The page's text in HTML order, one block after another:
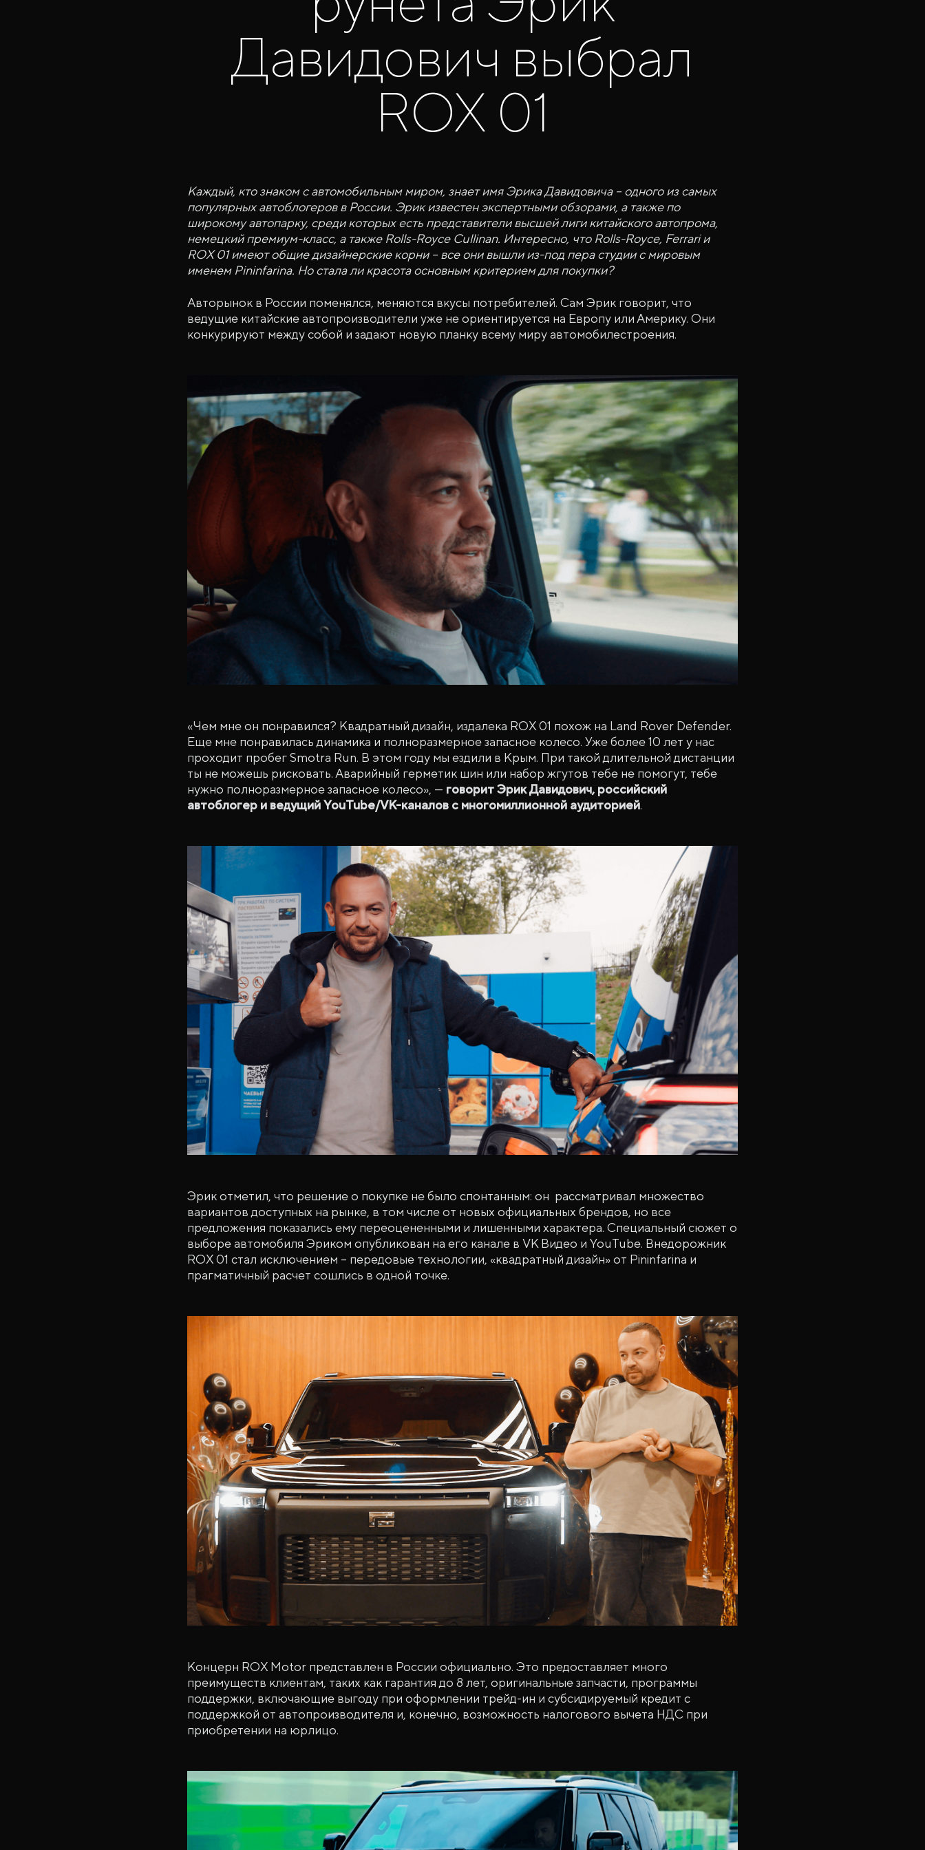
Давидович выбрал
ROX 01
Каждый, кто знаком с автомобильным миром, знает имя Эрика Давидовича – одного из самых
популярных автоблогеров в России. Эрик известен экспертными обзорами, а также по
широкому автопарку, среди которых есть представители высшей лиги китайского автопрома,
немецкий премиум-класс, а также Rolls-Royce Cullinan. Интересно, что Rolls-Royce, Ferrari и
ROX 01 имеют общие дизайнерские корни – все они вышли из-под пера студии с мировым
именем Pininfarina. Но стала ли красота основным критерием для покупки?
Авторынок в России поменялся, меняются вкусы потребителей. Сам Эрик говорит, что
ведущие китайские автопроизводители уже не ориентируется на Европу или Америку. Они
конкурируют между собой и задают новую планку всему миру автомобилестроения.
«Чем мне он понравился? Квадратный дизайн, издалека ROX 01 похож на Land Rover Defender.
Еще мне понравилась динамика и полноразмерное запасное колесо. Уже более 10 лет у нас
проходит пробег Smotra Run. В этом году мы ездили в Крым. При такой длительной дистанции
ты не можешь рисковать. Аварийный герметик шин или набор жгутов тебе не помогут, тебе
нужно полноразмерное запасное колесо», — говорит Эрик Давидович, российский
автоблогер и ведущий YouTube/VK-каналов с многомиллионной аудиторией.
Эрик отметил, что решение о покупке не было спонтанным: он рассматривал множество
вариантов доступных на рынке, в том числе от новых официальных брендов, но все
предложения показались ему переоцененными и лишенными характера. Специальный сюжет о
выборе автомобиля Эриком опубликован на его канале в VK Видео и YouTube. Внедорожник
ROX 01 стал исключением – передовые технологии, «квадратный дизайн» от Pininfarina и
прагматичный расчет сошлись в одной точке.
Концерн ROX Motor представлен в России официально. Это предоставляет много
преимуществ клиентам, таких как гарантия до 8 лет, оригинальные запчасти, программы
поддержки, включающие выгоду при оформлении трейд-ин и субсидируемый кредит с
поддержкой от автопроизводителя и, конечно, возможность налогового вычета НДС при
приобретении на юрлицо.